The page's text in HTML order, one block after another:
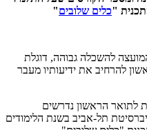
"כלים שלובים"
להשכלה גבוהה, דוגלת
להרחיב את ידיעותיו מעבר
לתואר הראשון נדרשים
תל-אביב בשנת הלימודים